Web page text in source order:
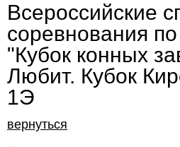
Всероссийские
соревнования по
"Кубок конных
Любит. Кубок
1Э
вернуться